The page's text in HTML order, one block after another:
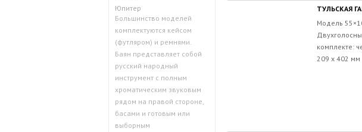
Юпитер
Большинство моделей
комплектуются кейсом
(футляром) и ремнями.
Баян представляет собой
русский народный
инструмент с полным
хроматическим звуковым
рядом на правой стороне,
басами и готовым или
выборным
ТУЛЬСКАЯ
Модель
комплекте:
209 х 402 мм